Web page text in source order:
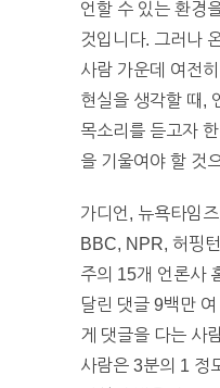
언할 수 있는 환경
것입니다. 그러나
사람 가운데 여전
현실을 생각할 때,
목소리를 듣고자
을 기울여야 할 것
가디언, 뉴욕타임
BBC, NPR, 허핑
주의 15개 언론사
달린 댓글 9백만
게 댓글을 다는 사
사람은 3분의 1 정